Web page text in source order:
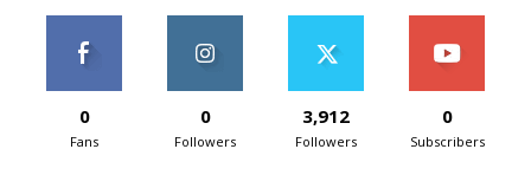
0
Fans
0
Followers
3,912
Followers
0
Subscribers